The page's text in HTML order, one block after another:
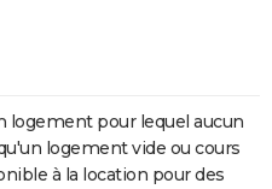
logement pour lequel aucun
logement vide ou cours
à la location pour des